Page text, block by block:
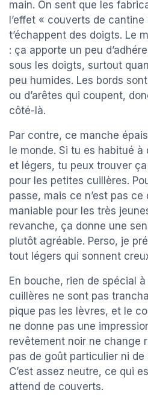
main. On sent que les
l’effet « couverts de
t’échappent des doigts. Le
: ça apporte un peu
sous les doigts, surtout
peu humides. Les bords
ou d’arêtes qui coupent,
côté-là.
Par contre, ce manche
le monde. Si tu es habitué
et légers, tu peux trouver
pour les petites cuillères.
passe, mais ce n’est pas ce
maniable pour les très
revanche, ça donne une
plutôt agréable. Perso, je
tout légers qui sonnent
En bouche, rien de spécial
cuillères ne sont pas
pique pas les lèvres, et le
ne donne pas une
revêtement noir ne change
pas de goût particulier ni
C’est assez neutre, ce qui
attend de couverts.